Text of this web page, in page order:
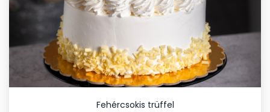
Fehércsokis trüffel